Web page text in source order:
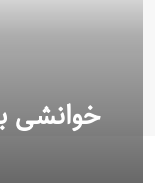
خوانشی